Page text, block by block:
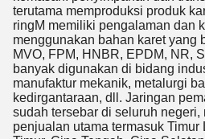
terutama memproduksi produk
ringM memiliki pengalaman dan
menggunakan bahan karet yang
MVO, FPM, HNBR, EPDM, NR,
banyak digunakan di bidang
manufaktur mekanik, metalurgi
kedirgantaraan, dll. Jaringan
sudah tersebar di seluruh
penjualan utama termasuk